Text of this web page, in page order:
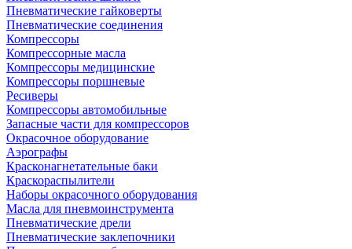
Пневматические гайковерты
Пневматические соединения
Компрессоры
Компрессорные масла
Компрессоры медицинские
Компрессоры поршневые
Ресиверы
Компрессоры автомобильные
Запасные части для компрессоров
Окрасочное оборудование
Аэрографы
Красконагнетательные баки
Краскораспылители
Наборы окрасочного оборудования
Масла для пневмоинструмента
Пневматические дрели
Пневматические заклепочники